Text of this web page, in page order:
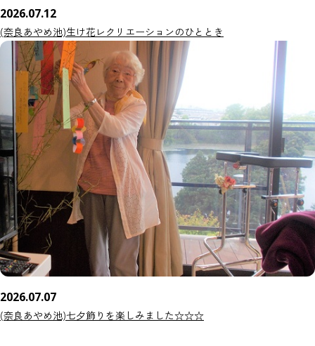
2026.07.12
(奈良あやめ池)生け花レクリエーションのひととき
2026.07.07
(奈良あやめ池)七夕飾りを楽しみました☆☆☆